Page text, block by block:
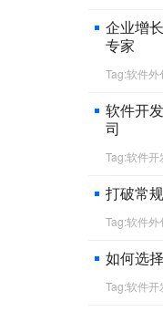
企业增
专家
Tag:软件外
软件开
司
Tag:软件开
打破常
Tag:软件外
如何选
Tag:软件开